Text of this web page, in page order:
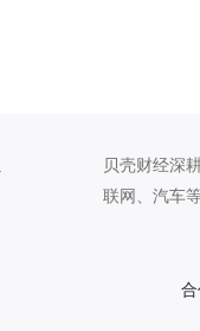
贝壳财经深
联网、汽车